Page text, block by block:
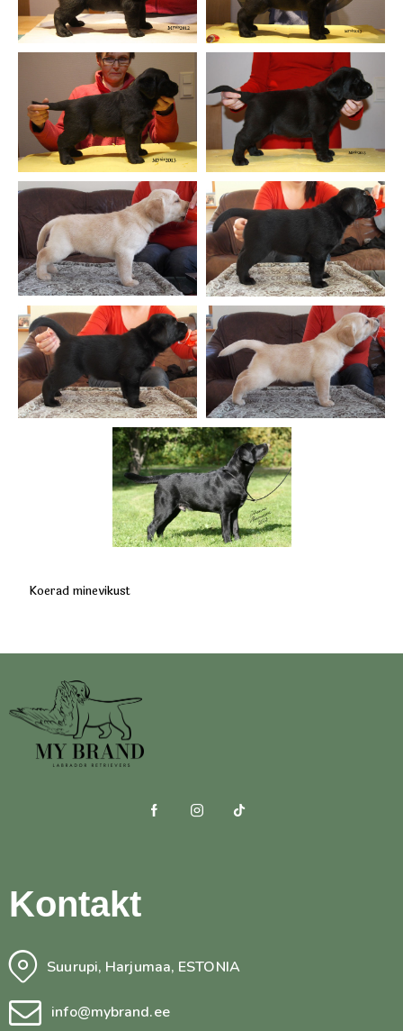
Koerad minevikust
Kontakt
Suurupi, Harjumaa, ESTONIA
info@mybrand.ee